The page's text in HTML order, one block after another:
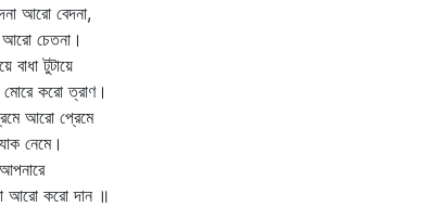
বেদনা,
চেতনা।
টুটায়ে
করো ত্রাণ।
প্রেমে
নেমে।
করো দান ॥